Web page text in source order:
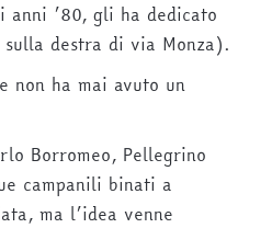
’80, gli ha dedicato
destra di via Monza).
non ha mai avuto un
Borromeo, Pellegrino
campanili binati a
ma l’idea venne